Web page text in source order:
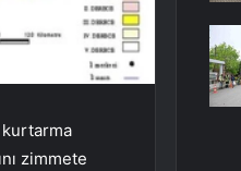
kurtarma
zimmete